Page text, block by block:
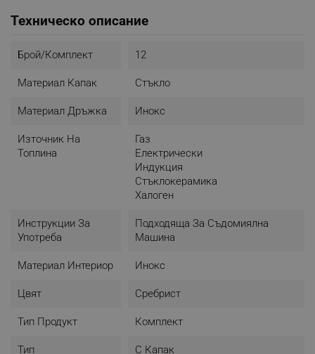
Техническо описание
Брой/комплект 12
Материал Капак Стъкло
Материал Дръжка Инокс
Източник На
Топлина
Газ
Електрически
Индукция
Стъклокерамика
Халоген
Инструкции За
Употреба
Подходяща За Съдомиялна
Машина
Материал Интериор Инокс
Цвят Сребрист
Тип Продукт Комплект
Тип С Капак